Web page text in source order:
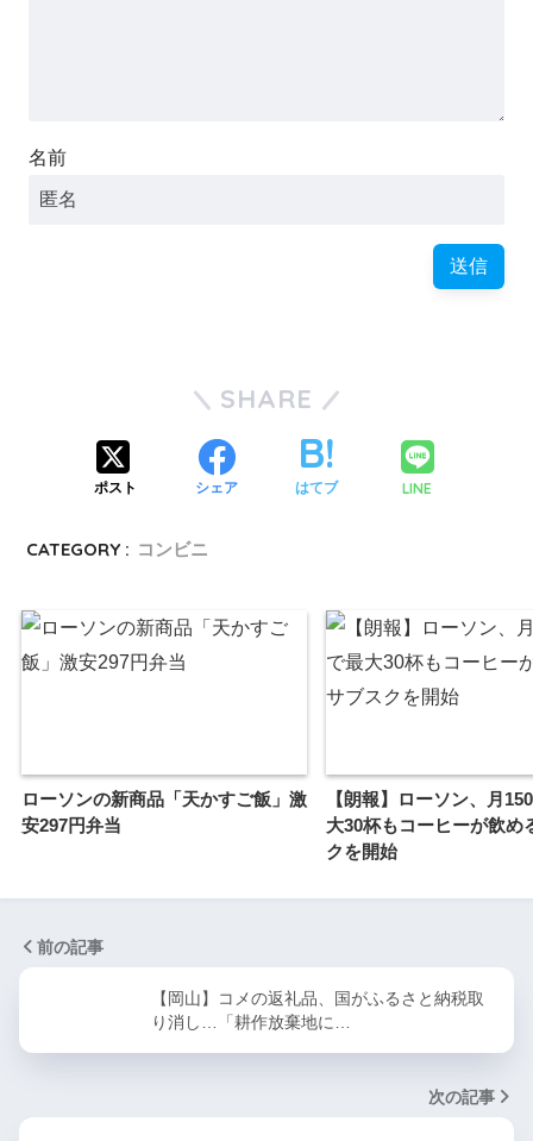
名前
SHARE
ポスト シェア はてブ LINE
CATEGORY : コンビニ
ローソンの新商品「天かすご飯」激
安297円弁当
【朗報】ローソン、月
大30杯もコーヒーが飲め
クを開始
前の記事
【岡山】コメの返礼品、国がふるさと納税取
り消し…「耕作放棄地に…
次の記事